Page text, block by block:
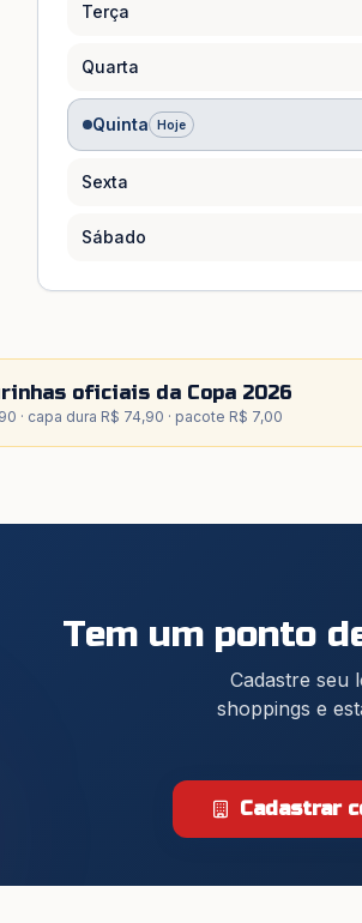
Terça
Quarta
Quinta Hoje
Sexta
Sábado
oficiais da Copa 2026
· capa dura R$ 74,90 · pacote R$ 7,00
Tem um ponto
Cadastre seu
shoppings e
Cadastrar